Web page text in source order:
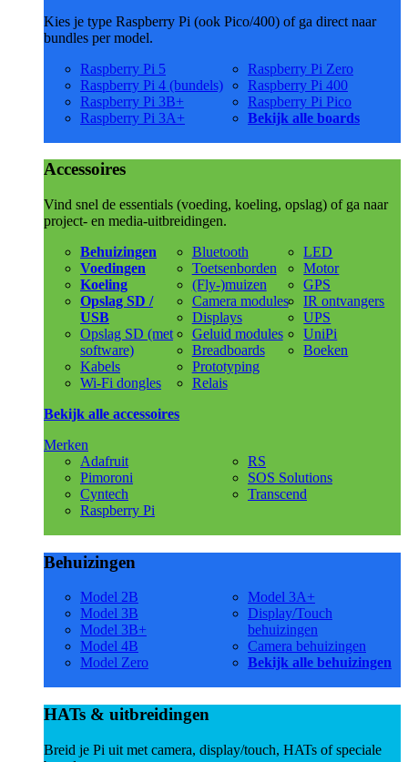
Kies je type Raspberry Pi (ook Pico/400) of ga direct naar
bundles per model.
Raspberry Pi 5
Raspberry Pi 4 (bundels)
Raspberry Pi 3B+
Raspberry Pi 3A+
Raspberry Pi Zero
Raspberry Pi 400
Raspberry Pi Pico
Bekijk alle boards
Accessoires
Vind snel de essentials (voeding, koeling, opslag) of ga naar
project- en media-uitbreidingen.
Behuizingen
Voedingen
Koeling
Opslag SD /
USB
Opslag SD (met
software)
Kabels
Wi-Fi dongles
Bluetooth
Toetsenborden
(Fly-)muizen
Camera modules
Displays
Geluid modules
Breadboards
Prototyping
Relais
LED
Motor
GPS
IR ontvangers
UPS
UniPi
Boeken
Bekijk alle accessoires
Merken
Adafruit
Pimoroni
Cyntech
Raspberry Pi
RS
SOS Solutions
Transcend
Behuizingen
Model 2B
Model 3B
Model 3B+
Model 4B
Model Zero
Model 3A+
Display/Touch
behuizingen
Camera behuizingen
Bekijk alle behuizingen
HATs & uitbreidingen
Breid je Pi uit met camera, display/touch, HATs of speciale